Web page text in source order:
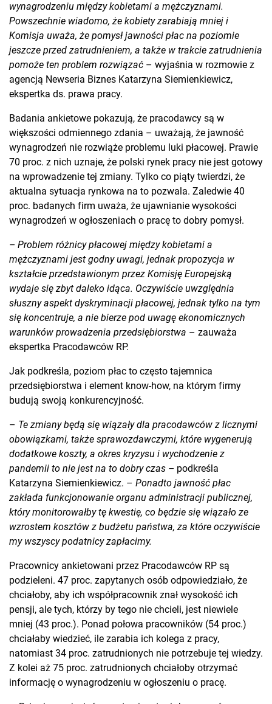
wynagrodzeniu między kobietami a mężczyznami.
Powszechnie wiadomo, że kobiety zarabiają mniej i
Komisja uważa, że pomysł jawności płac na poziomie
jeszcze przed zatrudnieniem, a także w trakcie zatrudnienia
pomoże ten problem rozwiązać – wyjaśnia w rozmowie z
agencją Newseria Biznes Katarzyna Siemienkiewicz,
ekspertka ds. prawa pracy.
Badania ankietowe pokazują, że pracodawcy są w
większości odmiennego zdania – uważają, że jawność
wynagrodzeń nie rozwiąże problemu luki płacowej. Prawie
70 proc. z nich uznaje, że polski rynek pracy nie jest gotowy
na wprowadzenie tej zmiany. Tylko co piąty twierdzi, że
aktualna sytuacja rynkowa na to pozwala. Zaledwie 40
proc. badanych firm uważa, że ujawnianie wysokości
wynagrodzeń w ogłoszeniach o pracę to dobry pomysł.
– Problem różnicy płacowej między kobietami a
mężczyznami jest godny uwagi, jednak propozycja w
kształcie przedstawionym przez Komisję Europejską
wydaje się zbyt daleko idąca. Oczywiście uwzględnia
słuszny aspekt dyskryminacji płacowej, jednak tylko na tym
się koncentruje, a nie bierze pod uwagę ekonomicznych
warunków prowadzenia przedsiębiorstwa – zauważa
ekspertka Pracodawców RP.
Jak podkreśla, poziom płac to często tajemnica
przedsiębiorstwa i element know-how, na którym firmy
budują swoją konkurencyjność.
– Te zmiany będą się wiązały dla pracodawców z licznymi
obowiązkami, także sprawozdawczymi, które wygenerują
dodatkowe koszty, a okres kryzysu i wychodzenie z
pandemii to nie jest na to dobry czas – podkreśla
Katarzyna Siemienkiewicz. – Ponadto jawność płac
zakłada funkcjonowanie organu administracji publicznej,
który monitorowałby tę kwestię, co będzie się wiązało ze
wzrostem kosztów z budżetu państwa, za które oczywiście
my wszyscy podatnicy zapłacimy.
Pracownicy ankietowani przez Pracodawców RP są
podzieleni. 47 proc. zapytanych osób odpowiedziało, że
chciałoby, aby ich współpracownik znał wysokość ich
pensji, ale tych, którzy by tego nie chcieli, jest niewiele
mniej (43 proc.). Ponad połowa pracowników (54 proc.)
chciałaby wiedzieć, ile zarabia ich kolega z pracy,
natomiast 34 proc. zatrudnionych nie potrzebuje tej wiedzy.
Z kolei aż 75 proc. zatrudnionych chciałoby otrzymać
informację o wynagrodzeniu w ogłoszeniu o pracę.